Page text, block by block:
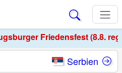
Friedensfest (8.8.
Serbien